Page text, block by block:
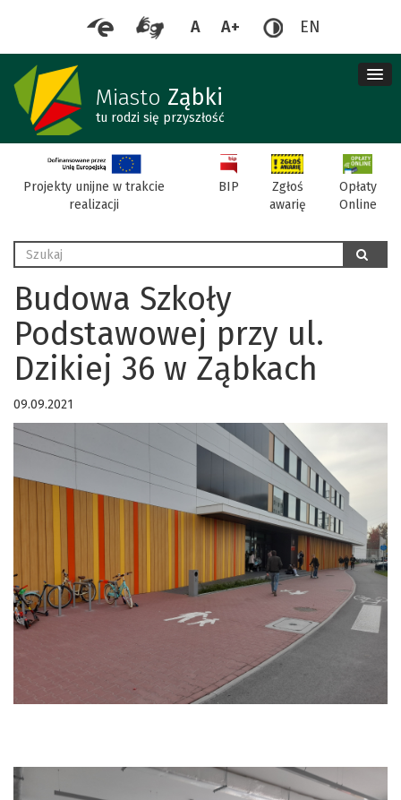
A A+ EN
Miasto Ząbki
tu rodzi się przyszłość
Projekty unijne w trakcie
realizacji
BIP
Zgłoś
awarię
Opłaty
Online
Wyszukaj szukaj
Budowa Szkoły
Podstawowej przy ul.
Dzikiej 36 w Ząbkach
09.09.2021